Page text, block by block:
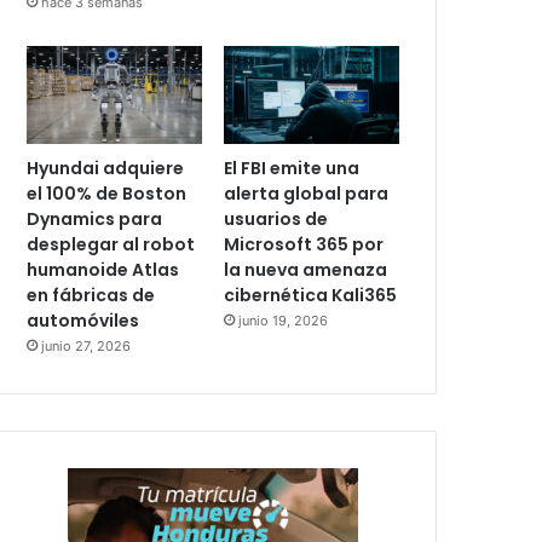
Hyundai adquiere
el 100% de Boston
Dynamics para
desplegar al robot
humanoide Atlas
en fábricas de
automóviles
junio 27, 2026
El FBI emite una
alerta global para
usuarios de
Microsoft 365 por
la nueva amenaza
cibernética Kali365
junio 19, 2026